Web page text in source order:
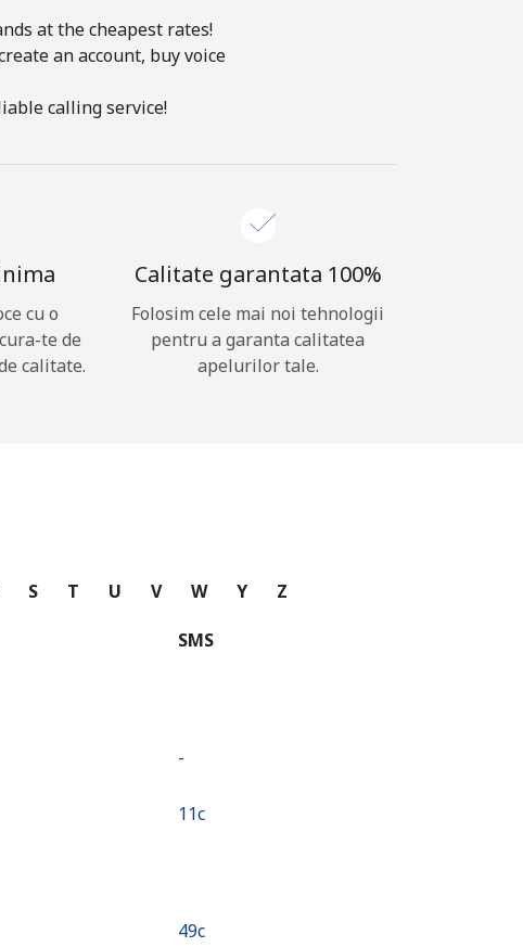
→
at the cheapest rates!
an account, buy voice
calling service!
cu o
te de
calitate.
Calitate garantata 100%
Folosim cele mai noi tehnologii
pentru a garanta calitatea
apelurilor tale.
S T U V W Y Z
SMS
-
⁦11c⁩
⁦49c⁩